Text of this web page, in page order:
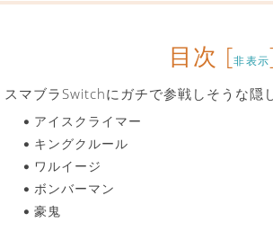
目次 [非表示
スマブラSwitchにガチで参戦しそうな隠
アイスクライマー
キングクルール
ワルイージ
ボンバーマン
豪鬼